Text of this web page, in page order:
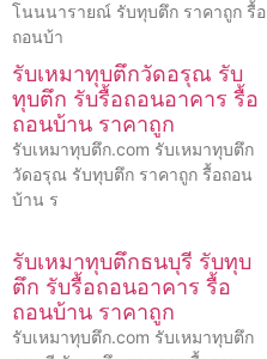
โนนนารายณ์ รับทุบตึก ราคาถูก รื้อ
ถอนบ้า
รับเหมาทุบตึกวัดอรุณ รับ
ทุบตึก รับรื้อถอนอาคาร รื้อ
ถอนบ้าน ราคาถูก
รับเหมาทุบตึก.com รับเหมาทุบตึก
วัดอรุณ รับทุบตึก ราคาถูก รื้อถอน
บ้าน ร
รับเหมาทุบตึกธนบุรี รับทุบ
ตึก รับรื้อถอนอาคาร รื้อ
ถอนบ้าน ราคาถูก
รับเหมาทุบตึก.com รับเหมาทุบตึก